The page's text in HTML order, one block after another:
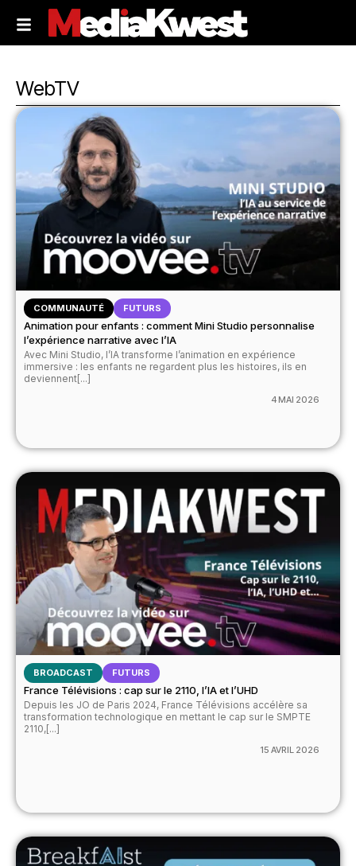
WebTV
COMMUNAUTÉ FUTURS
Animation pour enfants : comment Mini Studio personnalise
l’expérience narrative avec l’IA
Avec Mini Studio, l’IA transforme l’animation en expérience
immersive : les enfants ne regardent plus les histoires, ils en
deviennent[...]
4 MAI 2026
BROADCAST FUTURS
France Télévisions : cap sur le 2110, l’IA et l’UHD
Depuis les JO de Paris 2024, France Télévisions accélère sa
transformation technologique en mettant le cap sur le SMPTE
2110,[...]
15 AVRIL 2026